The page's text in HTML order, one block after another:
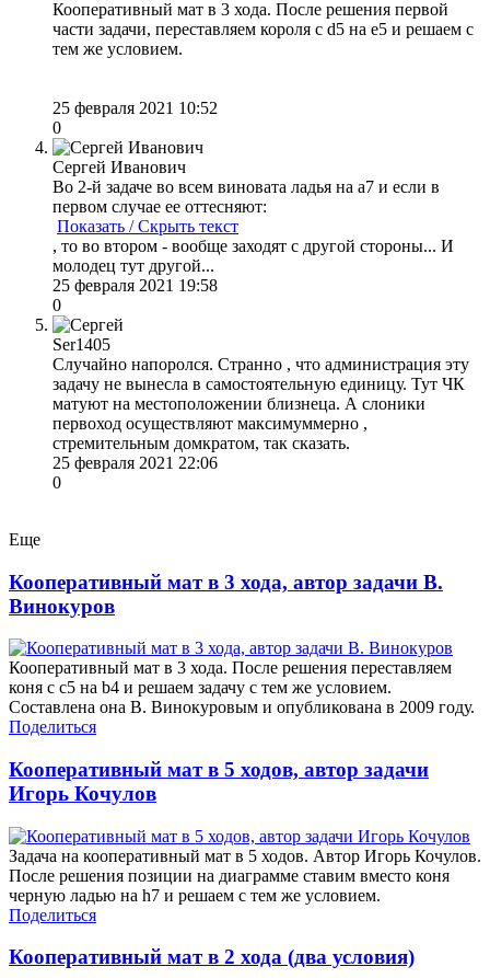
Кооперативный мат в 3 хода. После решения первой
части задачи, переставляем короля с d5 на e5 и решаем с
тем же условием.
25 февраля 2021 10:52
0
Сергей Иванович
Во 2-й задаче во всем виновата ладья на а7 и если в
первом случае ее оттесняют:
Показать / Скрыть текст
, то во втором - вообще заходят с другой стороны... И
молодец тут другой...
25 февраля 2021 19:58
0
Ser1405
Случайно напоролся. Странно , что администрация эту
задачу не вынесла в самостоятельную единицу. Тут ЧК
матуют на местоположении близнеца. А слоники
первоход осуществляют максимуммерно ,
стремительным домкратом, так сказать.
25 февраля 2021 22:06
0
Еще
Кооперативный мат в 3 хода, автор задачи В.
Винокуров
Кооперативный мат в 3 хода. После решения переставляем
коня с c5 на b4 и решаем задачу с тем же условием.
Составлена она В. Винокуровым и опубликована в 2009 году.
Поделиться
Кооперативный мат в 5 ходов, автор задачи
Игорь Кочулов
Задача на кооперативный мат в 5 ходов. Автор Игорь Кочулов.
После решения позиции на диаграмме ставим вместо коня
черную ладью на h7 и решаем с тем же условием.
Поделиться
Кооперативный мат в 2 хода (два условия)